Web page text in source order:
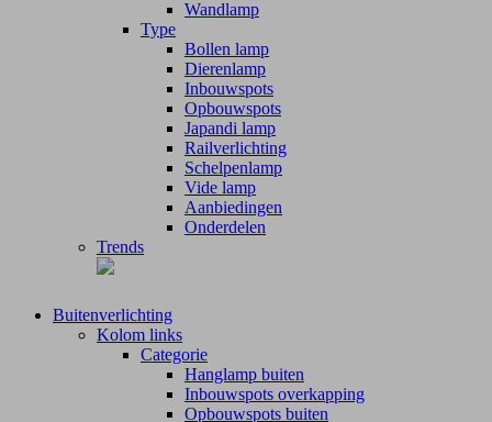
Wandlamp
Type
Bollen lamp
Dierenlamp
Inbouwspots
Opbouwspots
Japandi lamp
Railverlichting
Schelpenlamp
Vide lamp
Aanbiedingen
Onderdelen
Trends
Buitenverlichting
Kolom links
Categorie
Hanglamp buiten
Inbouwspots overkapping
Opbouwspots buiten